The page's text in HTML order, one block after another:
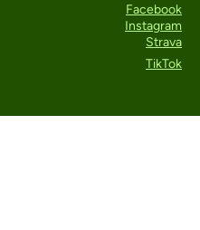
Facebook
Instagram
Strava
TikTok